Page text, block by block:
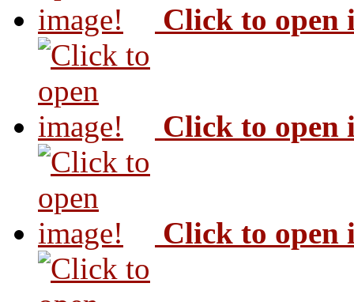
Click to open
Click to open
Click to open